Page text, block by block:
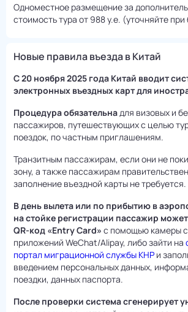
Одноместное размещение за
стоимость тура от 988 у.е. (уточняйте
Новые правила въезда в Китай
С 20 ноября 2025 года Китай вводит
электронных въездных карт для
Процедура обязательнадля визовых и
пассажиров, путешествующих с целью
поездок, по частным приглашениям.
Транзитным пассажирам, если они не
зону, а также пассажирам
заполнение въездной карты не требуется.
В день вылета или по прибытию в
на стойке регистрации пассажир
QR-код «Entry Card» с помощью камеры
приложений WeChat/Alipay, либо зайти на
портал миграционной службы КНР и
введением персональных данных,
поездки, данных паспорта.
После проверки система сгенерирует